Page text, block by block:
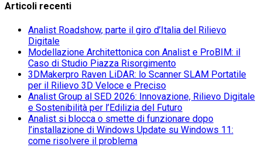
Articoli recenti
Analist Roadshow, parte il giro d’Italia del Rilievo
Digitale
Modellazione Architettonica con Analist e ProBIM: il
Caso di Studio Piazza Risorgimento
3DMakerpro Raven LiDAR: lo Scanner SLAM Portatile
per il Rilievo 3D Veloce e Preciso
Analist Group al SED 2026: Innovazione, Rilievo Digitale
e Sostenibilità per l’Edilizia del Futuro
Analist si blocca o smette di funzionare dopo
l’installazione di Windows Update su Windows 11:
come risolvere il problema